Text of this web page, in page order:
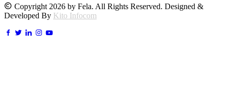
Copyright 2026 by Fela. All Rights Reserved. Designed &
Developed By Kito Infocom